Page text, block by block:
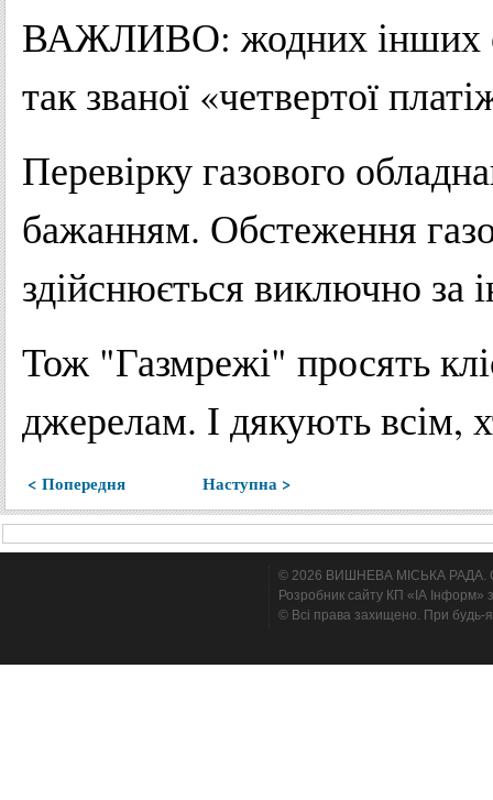
ВАЖЛИВО: жодних інших
так званої «четвертої
Перевірку газового
бажанням. Обстеження
здійснюється виключно за
Тож "Газмрежі" просять
джерелам. І дякують всім,
< Попередня Наступна >
© 2026 ВИШНЕВА МІСЬКА РАДА.
Розробник сайту КП «ІА Інформ»
© Всі права захищено. При будь-